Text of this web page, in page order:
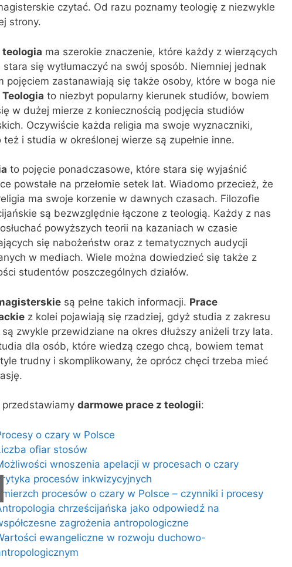
czytać. Od razu poznamy teologię z niezwykle
strony.
teologia ma szerokie znaczenie, które każdy z wierzących
się wytłumaczyć na swój sposób. Niemniej jednak
pojęciem zastanawiają się także osoby, które w boga nie
Teologia to niezbyt popularny kierunek studiów, bowiem
w dużej mierze z koniecznością podjęcia studiów
Oczywiście każda religia ma swoje wyznaczniki,
też i studia w określonej wierze są zupełnie inne.
to pojęcie ponadczasowe, które stara się wyjaśnić
powstałe na przełomie setek lat. Wiadomo przecież, że
ma swoje korzenie w dawnych czasach. Filozofie
są bezwzględnie łączone z teologią. Każdy z nas
powyższych teorii na kazaniach w czasie
się nabożeństw oraz z tematycznych audycji
w mediach. Wiele można dowiedzieć się także z
studentów poszczególnych działów.
są pełne takich informacji. Prace
z kolei pojawiają się rzadziej, gdyż studia z zakresu
zwykle przewidziane na okres dłuższy aniżeli trzy lata.
dla osób, które wiedzą czego chcą, bowiem temat
trudny i skomplikowany, że oprócz chęci trzeba mieć
przedstawiamy darmowe prace z teologii:
o czary w Polsce
ofiar stosów
wnoszenia apelacji w procesach o czary
procesów inkwizycyjnych
Zmierzch procesów o czary w Polsce – czynniki i procesy
chrześcijańska jako odpowiedź na
zagrożenia antropologiczne
ewangeliczne w rozwoju duchowo-